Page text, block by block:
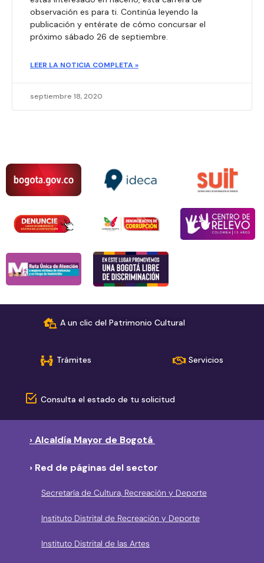
observación es para ti. Continúa leyendo la
publicación y entérate de cómo concursar el
próximo sábado 26 de septiembre.​
LEER LA NOTICIA COMPLETA »
septiembre 18, 2020
A un clic del Patrimonio Cultural
Trámites Servicios
Consulta el estado de tu solicitud
› Alcaldía Mayor de Bogotá
› Red de páginas del sector
Secretaría de Cultura, Recreación y Deporte
Instituto Distrital de Recreación y Deporte
Instituto Distrital de las Artes